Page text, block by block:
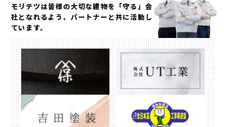
モリテツは皆様の大切な建物を「守る」会
社となれるよう、 パートナーと共に活動し
ています。